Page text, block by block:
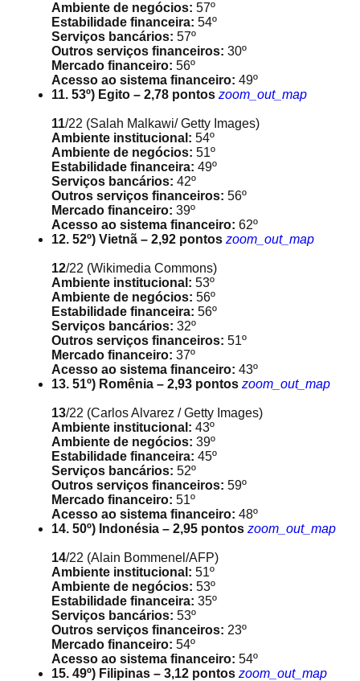
Ambiente de negócios: 57º
Estabilidade financeira: 54º
Serviços bancários: 57º
Outros serviços financeiros: 30º
Mercado financeiro: 56º
Acesso ao sistema financeiro: 49º
11. 53º) Egito – 2,78 pontos zoom_out_map
11/22 (Salah Malkawi/ Getty Images)
Ambiente institucional: 54º
Ambiente de negócios: 51º
Estabilidade financeira: 49º
Serviços bancários: 42º
Outros serviços financeiros: 56º
Mercado financeiro: 39º
Acesso ao sistema financeiro: 62º
12. 52º) Vietnã – 2,92 pontos zoom_out_map
12/22 (Wikimedia Commons)
Ambiente institucional: 53º
Ambiente de negócios: 56º
Estabilidade financeira: 56º
Serviços bancários: 32º
Outros serviços financeiros: 51º
Mercado financeiro: 37º
Acesso ao sistema financeiro: 43º
13. 51º) Romênia – 2,93 pontos zoom_out_map
13/22 (Carlos Alvarez / Getty Images)
Ambiente institucional: 43º
Ambiente de negócios: 39º
Estabilidade financeira: 45º
Serviços bancários: 52º
Outros serviços financeiros: 59º
Mercado financeiro: 51º
Acesso ao sistema financeiro: 48º
14. 50º) Indonésia – 2,95 pontos zoom_out_map
14/22 (Alain Bommenel/AFP)
Ambiente institucional: 51º
Ambiente de negócios: 53º
Estabilidade financeira: 35º
Serviços bancários: 53º
Outros serviços financeiros: 23º
Mercado financeiro: 54º
Acesso ao sistema financeiro: 54º
15. 49º) Filipinas – 3,12 pontos zoom_out_map